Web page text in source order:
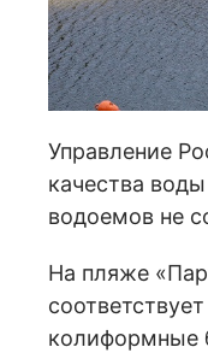
Управление
качества
водоемов не
На пляже
колиформные